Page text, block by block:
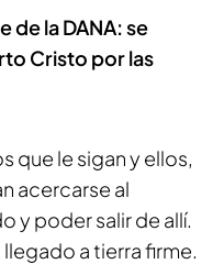
de la DANA: se
Cristo por las
que le sigan y ellos,
acercarse al
y poder salir de allí.
a tierra firme.